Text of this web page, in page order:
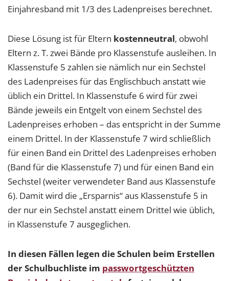
Einjahresband mit 1/3 des Ladenpreises berechnet.
Diese Lösung ist für Eltern kostenneutral, obwohl
Eltern z. T. zwei Bände pro Klassenstufe ausleihen. In
Klassenstufe 5 zahlen sie nämlich nur ein Sechstel
des Ladenpreises für das Englischbuch anstatt wie
üblich ein Drittel. In Klassenstufe 6 wird für zwei
Bände jeweils ein Entgelt von einem Sechstel des
Ladenpreises erhoben – das entspricht in der Summe
einem Drittel. In der Klassenstufe 7 wird schließlich
für einen Band ein Drittel des Ladenpreises erhoben
(Band für die Klassenstufe 7) und für einen Band ein
Sechstel (weiter verwendeter Band aus Klassenstufe
6). Damit wird die „Ersparnis“ aus Klassenstufe 5 in
der nur ein Sechstel anstatt einem Drittel wie üblich,
in Klassenstufe 7 ausgeglichen.
In diesen Fällen legen die Schulen beim Erstellen
der Schulbuchliste im passwortgeschützten